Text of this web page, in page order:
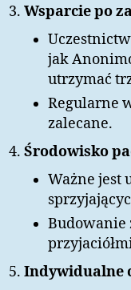
Wsparcie po
jak
utrzymać
Regularne
zalecane.
Środowisko
Ważne jest
Budowanie
Indywidualne